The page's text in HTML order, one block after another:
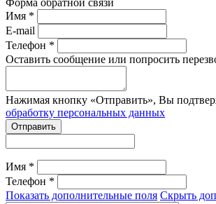
Форма обратной связи
Имя *
E-mail
Телефон *
Оставить сообщение или попросить
Нажимая кнопку «Отправить», Вы
обработку персональных данных
Отправить
Имя *
Телефон *
Показать дополнительные поля Скрыть